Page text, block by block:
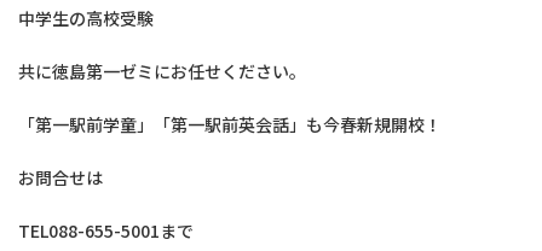
中学生の高校受験
共に徳島第一ゼミにお任せください。
「第一駅前学童」「第一駅前英会話」も今春新規開校！
お問合せは
TEL088-655-5001まで